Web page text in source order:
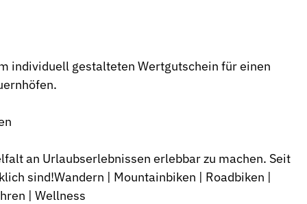
individuell gestalteten Wertgutschein für einen
an Urlaubserlebnissen erlebbar zu machen. Seit
sind!Wandern | Mountainbiken | Roadbiken |
| Wellness